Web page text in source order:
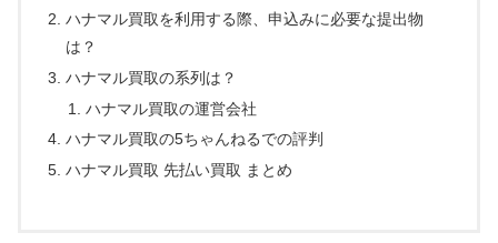
ハナマル買取を利用する際、申込みに必要な提出物
は？
ハナマル買取の系列は？
ハナマル買取の運営会社
ハナマル買取の5ちゃんねるでの評判
ハナマル買取 先払い買取 まとめ